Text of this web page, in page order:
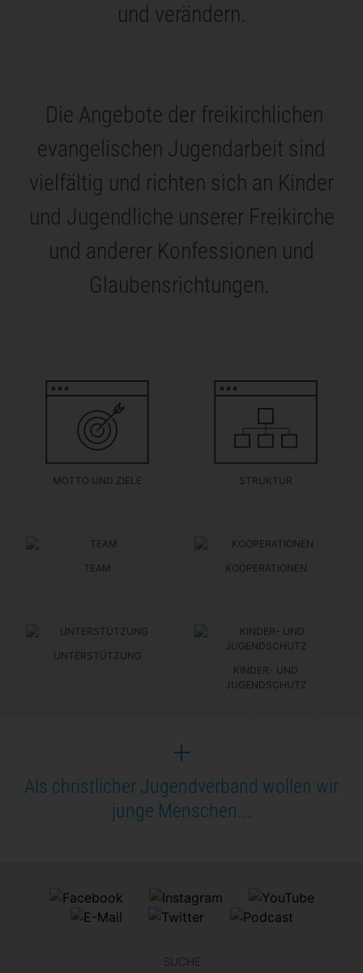
und verändern.
Die Angebote der freikirchlichen
evangelischen Jugendarbeit sind
vielfältig und richten sich an Kinder
und Jugendliche unserer Freikirche
und anderer Konfessionen und
Glaubensrichtungen.
MOTTO UND ZIELE STRUKTUR
TEAM KOOPERATIONEN
UNTERSTÜTZUNG
KINDER- UND
JUGENDSCHUTZ
Als christlicher Jugendverband wollen wir
junge Menschen...
SUCHE